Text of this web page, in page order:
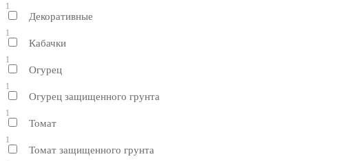
1
Декоративные
1
Кабачки
1
Огурец
1
Огурец защищенного грунта
1
Томат
1
Томат защищенного грунта